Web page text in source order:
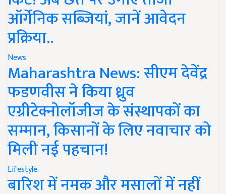
ऑर्गेनिक सब्जियां, जानें आवेदन
प्रक्रिया..
News
Maharashtra News: सीएम देवेंद्र
फडणवीस ने किया ध्रुव
एग्रीटेक्नोलॉजीज के संस्थापकों का
सम्मान, किसानों के लिए नवाचार को
मिली नई पहचान!
Lifestyle
बारिश में नमक और मसालों में नहीं